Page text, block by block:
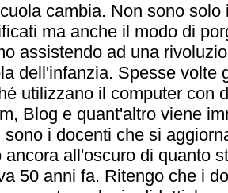
cambia. Non sono
ma anche il modo di
assistendo ad una
dell'infanzia. Spesse volte
utilizzano il computer con
Blog e quant'altro viene
sono i docenti che si
ancora all'oscuro di quanto
50 anni fa. Ritengo che i